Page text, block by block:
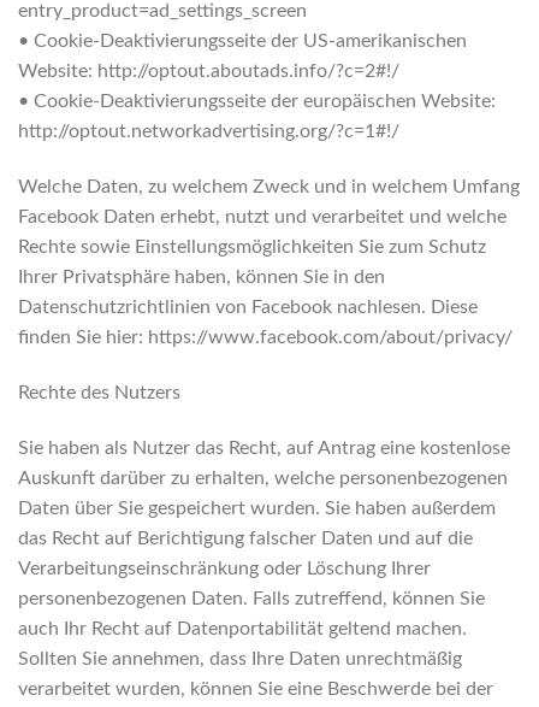
entry_product=ad_settings_screen
• Cookie-Deaktivierungsseite der US-amerikanischen
Website: http://optout.aboutads.info/?c=2#!/
• Cookie-Deaktivierungsseite der europäischen Website:
http://optout.networkadvertising.org/?c=1#!/
Welche Daten, zu welchem Zweck und in welchem Umfang
Facebook Daten erhebt, nutzt und verarbeitet und welche
Rechte sowie Einstellungsmöglichkeiten Sie zum Schutz
Ihrer Privatsphäre haben, können Sie in den
Datenschutzrichtlinien von Facebook nachlesen. Diese
finden Sie hier: https://www.facebook.com/about/privacy/
Rechte des Nutzers
Sie haben als Nutzer das Recht, auf Antrag eine kostenlose
Auskunft darüber zu erhalten, welche personenbezogenen
Daten über Sie gespeichert wurden. Sie haben außerdem
das Recht auf Berichtigung falscher Daten und auf die
Verarbeitungseinschränkung oder Löschung Ihrer
personenbezogenen Daten. Falls zutreffend, können Sie
auch Ihr Recht auf Datenportabilität geltend machen.
Sollten Sie annehmen, dass Ihre Daten unrechtmäßig
verarbeitet wurden, können Sie eine Beschwerde bei der